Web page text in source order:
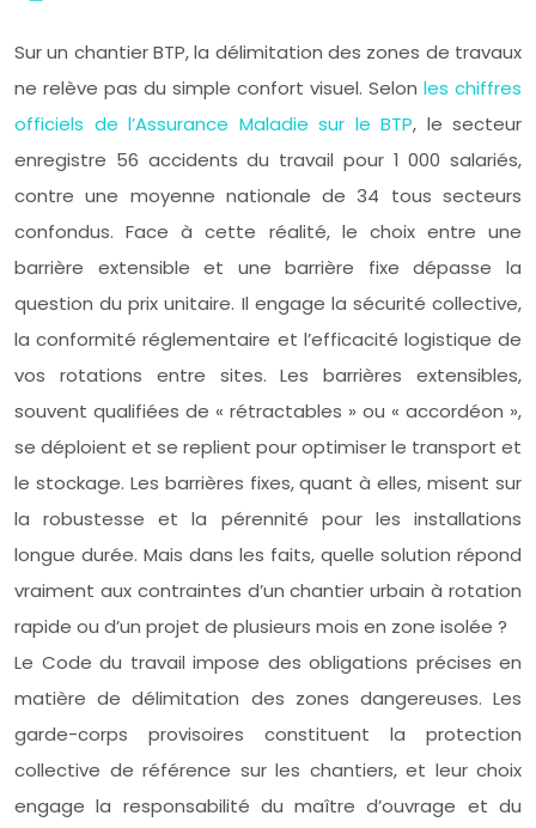
Sur un chantier BTP, la délimitation des zones de travaux
ne relève pas du simple confort visuel. Selon les chiffres
officiels de l’Assurance Maladie sur le BTP, le secteur
enregistre 56 accidents du travail pour 1 000 salariés,
contre une moyenne nationale de 34 tous secteurs
confondus. Face à cette réalité, le choix entre une
barrière extensible et une barrière fixe dépasse la
question du prix unitaire. Il engage la sécurité collective,
la conformité réglementaire et l’efficacité logistique de
vos rotations entre sites. Les barrières extensibles,
souvent qualifiées de « rétractables » ou « accordéon »,
se déploient et se replient pour optimiser le transport et
le stockage. Les barrières fixes, quant à elles, misent sur
la robustesse et la pérennité pour les installations
longue durée. Mais dans les faits, quelle solution répond
vraiment aux contraintes d’un chantier urbain à rotation
rapide ou d’un projet de plusieurs mois en zone isolée ?
Le Code du travail impose des obligations précises en
matière de délimitation des zones dangereuses. Les
garde-corps provisoires constituent la protection
collective de référence sur les chantiers, et leur choix
engage la responsabilité du maître d’ouvrage et du